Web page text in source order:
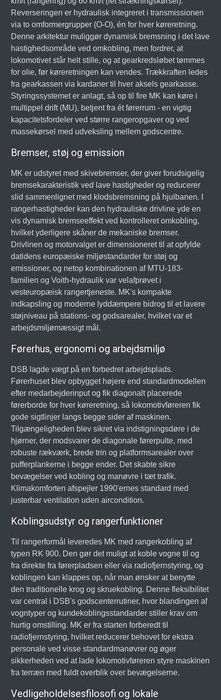
Reverseringen er hydraulisk integreret i transmissionen
via to omformergrupper (O-O), én for hver køreretning.
Denne arkitektur muliggør dynamisk bremsning i det lave
hastighedsområde ved omkobling, men fordrer, at
lokomotivet står helt stille, og at gearkredsløbet tømmes
for olie, før køreretningen kan vendes. Trækkraften ledes
fra gearkassen via kardaner til hver aksels gearkasse.
Styringssystemet er anlagt, så op til fire MK kan køre i
multippel drift (MU), betjent fra ét førerrum - en vigtig
kapacitetsfordeler ved større rangeropgaver og ved
massekørsel med udveksling mellem godscentre.
Bremser, støj og emission
MK er udstyret med skivebremser, der giver forudsigelig
bremsekarakteristik ved lave hastigheder og reducerer
slid sammenlignet med klodsbremsning på hjulbanen. I
rangerhastigheder kan den hydrauliske drivline yde en
vis dynamisk bremseeffekt ved kontrolleret omkobling,
hvilket yderligere skåner de mekaniske bremser.
Drivlinen og motorvalget er dimensioneret til at opfylde
datidens europæiske miljøstandarder for støj og
emissioner, og netop kombinationen af MTU-183-
familien og Voith-hydraulik var velafprøvet i
vesteuropæisk rangertjeneste. MK's kompakte
indkapsling og moderne lyddæmpere bidrog til et lavere
støjniveau på stations- og godsarealer, hvilket var et
arbejdsmiljømæssigt mål.
Førerhus, ergonomi og arbejdsmiljø
DSB lagde vægt på en forbedret arbejdsplads.
Førerhuset blev opbygget højere end standardmodellen
efter medarbejderinput og fik diagonalt placerede
førerborde for hver køreretning, så lokomotivføreren fik
gode sigtlinjer langs begge sider af maskinen.
Tilgængeligheden blev sikret via indstigningsdøre i de
hjørner, der modsvarer de diagonale førerpulte, med
robuste rækværk, brede trin og platformsarealer over
pufferplankerne i begge ender. Det skabte sikre
bevægelser ved kobling og manøvre i tæt trafik.
Klimakomforten afspejler 1990'ernes standard med
justerbar ventilation uden aircondition.
Koblingsudstyr og rangerfunktioner
Til rangerformål leveredes MK med rangerkobling af
typen RK 900. Den gør det muligt at koble vogne til og
fra direkte fra førerpladsen eller via radiofjernstyring, og
koblingen kan klappes op, når man ønsker at benytte
den traditionelle krog og skruekobling. Denne fleksibilitet
var central i DSB's godscenterrutiner, hvor blandingen af
vogntyper og kundekoblingsstandarder stiller krav om
hurtig omstilling. MK er fra starten forberedt til
radiofjernstyring, hvilket reducerer behovet for ekstra
personale ved visse standardmanøvrer og øger
sikkerheden ved at lade lokomotivføreren styre maskinen
fra terræn med fuldt overblik over bevægelserne.
Vedligeholdelsesfilosofi og lokale